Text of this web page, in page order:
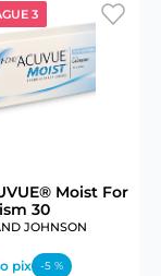
3
Moist For
30
JOHNSON
pix -5 %